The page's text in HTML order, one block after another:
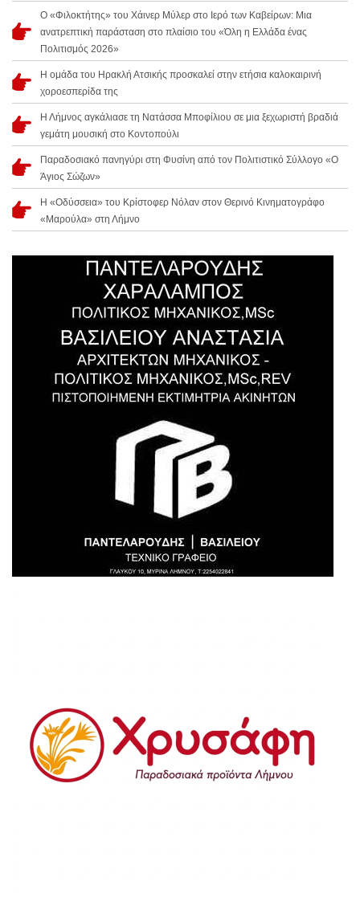
Ο «Φιλοκτήτης» του Χάινερ Μύλερ στο Ιερό των Καβείρων: Μια
ανατρεπτική παράσταση στο πλαίσιο του «Όλη η Ελλάδα ένας
Πολιτισμός 2026»
Η ομάδα του Ηρακλή Ατσικής προσκαλεί στην ετήσια καλοκαιρινή
χοροεσπερίδα της
Η Λήμνος αγκάλιασε τη Νατάσσα Μποφίλιου σε μια ξεχωριστή βραδιά
γεμάτη μουσική στο Κοντοπούλι
Παραδοσιακό πανηγύρι στη Φυσίνη από τον Πολιτιστικό Σύλλογο «Ο
Άγιος Σώζων»
Η «Οδύσσεια» του Κρίστοφερ Νόλαν στον Θερινό Κινηματογράφο
«Μαρούλα» στη Λήμνο